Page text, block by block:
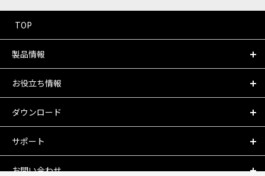
TOP
製品情報
お役立ち情報
ダウンロード
サポート
お問い合わせ